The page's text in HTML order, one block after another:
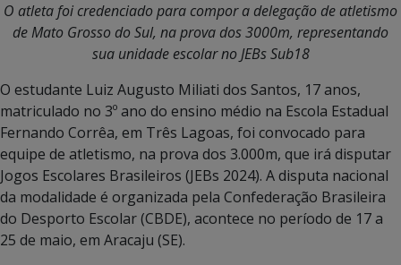
O atleta foi credenciado para compor a delegação de atletismo
de Mato Grosso do Sul, na prova dos 3000m, representando
sua unidade escolar no JEBs Sub18
O estudante Luiz Augusto Miliati dos Santos, 17 anos,
matriculado no 3º ano do ensino médio na Escola Estadual
Fernando Corrêa, em Três Lagoas, foi convocado para
equipe de atletismo, na prova dos 3.000m, que irá disputar
Jogos Escolares Brasileiros (JEBs 2024). A disputa nacional
da modalidade é organizada pela Confederação Brasileira
do Desporto Escolar (CBDE), acontece no período de 17 a
25 de maio, em Aracaju (SE).